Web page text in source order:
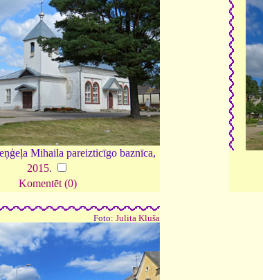
Mihaila pareizticīgo baznīca,
2015.
Komentēt (0)
Foto: Julita Kluša